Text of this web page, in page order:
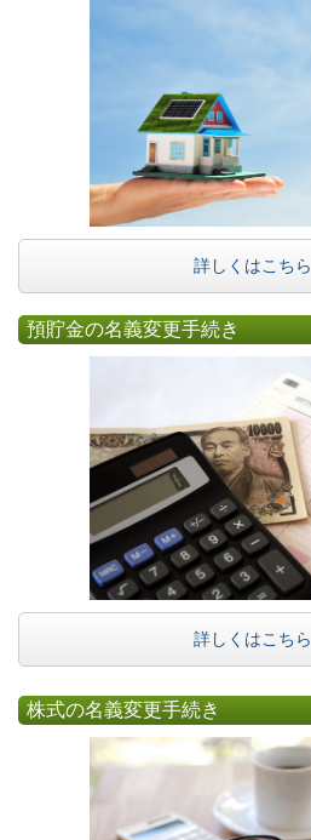
詳しくはこちら
預貯金の名義変更手続き
詳しくはこちら
株式の名義変更手続き